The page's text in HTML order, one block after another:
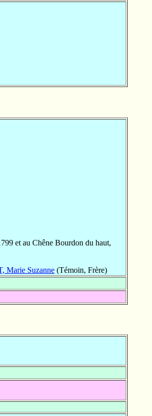
et au Chêne Bourdon du haut,
Marie Suzanne (Témoin, Frère)